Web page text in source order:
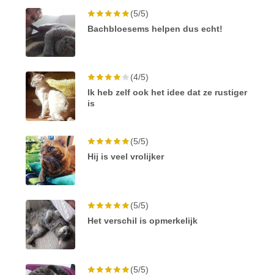
(5/5)
Bachbloesems helpen dus echt!
(4/5)
Ik heb zelf ook het idee dat ze rustiger
is
(5/5)
Hij is veel vrolijker
(5/5)
Het verschil is opmerkelijk
(5/5)